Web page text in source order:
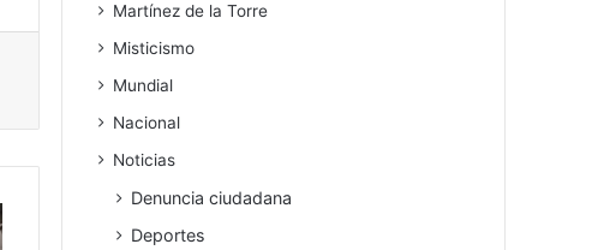
Martínez de la Torre
Misticismo
Mundial
Nacional
Noticias
Denuncia ciudadana
Deportes